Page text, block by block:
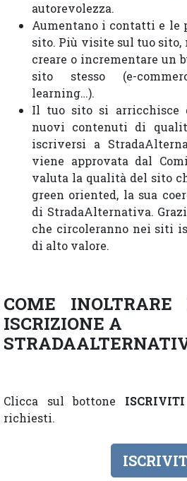
autorevolezza.
Aumentano i contatti e le
sito. Più visite sul tuo
creare o incrementare un
sito stesso (e-
learning…).
Il tuo sito si arricchisce
nuovi contenuti di
iscriversi a
viene approvata dal
valuta la qualità del sito
green oriented, la sua
di StradaAlternativa.
che circoleranno nei siti
di alto valore.
COME
ISCRIZIONE A
Clicca sul bottone ISCRIVITI
richiesti.